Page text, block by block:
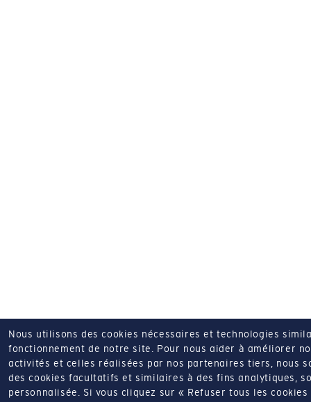
Nous utilisons des cookies nécessaires et technologies
fonctionnement de notre site. Pour nous aider à améliorer
activités et celles réalisées par nos partenaires tiers, nous
des cookies facultatifs et similaires à des fins analytiques,
personnalisée.
Si vous cliquez sur « Refuser tous les